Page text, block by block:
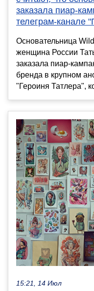
заказала пиар-
телеграм-канале
Основательница
женщина России
заказала пиар-
бренда в крупном
"Героиня Татлера",
15:21, 14 Июл